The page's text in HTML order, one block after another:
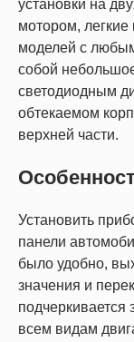
установки на
мотором,
моделей с
собой
светодиодным
обтекаемом
верхней части.
Установить
панели
было удобно,
значения и
подчеркивается
всем видам